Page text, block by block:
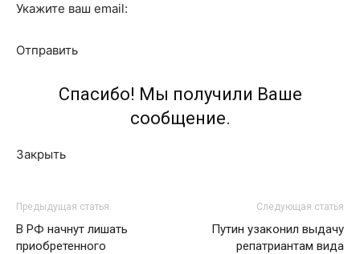
Укажите ваш email:
Отправить
Спасибо! Мы получили Ваше
сообщение.
Закрыть
Предыдущая статья
В РФ начнут лишать
приобретенного
Следующая статья
Путин узаконил выдачу
репатриантам вида